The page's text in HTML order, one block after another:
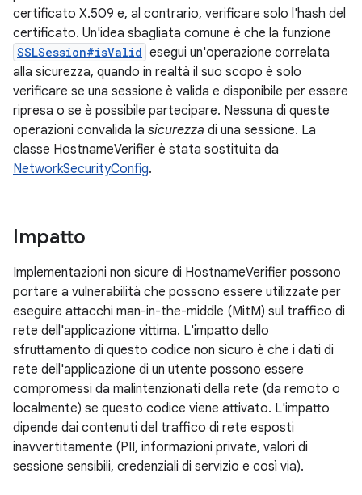
certificato X.509 e, al contrario, verificare solo l'hash del
certificato. Un'idea sbagliata comune è che la funzione
SSLSession#isValid esegui un'operazione correlata
alla sicurezza, quando in realtà il suo scopo è solo
verificare se una sessione è valida e disponibile per essere
ripresa o se è possibile partecipare. Nessuna di queste
operazioni convalida la sicurezza di una sessione. La
classe HostnameVerifier è stata sostituita da
NetworkSecurityConfig.
Impatto
Implementazioni non sicure di HostnameVerifier possono
portare a vulnerabilità che possono essere utilizzate per
eseguire attacchi man-in-the-middle (MitM) sul traffico di
rete dell'applicazione vittima. L'impatto dello
sfruttamento di questo codice non sicuro è che i dati di
rete dell'applicazione di un utente possono essere
compromessi da malintenzionati della rete (da remoto o
localmente) se questo codice viene attivato. L'impatto
dipende dai contenuti del traffico di rete esposti
inavvertitamente (PII, informazioni private, valori di
sessione sensibili, credenziali di servizio e così via).